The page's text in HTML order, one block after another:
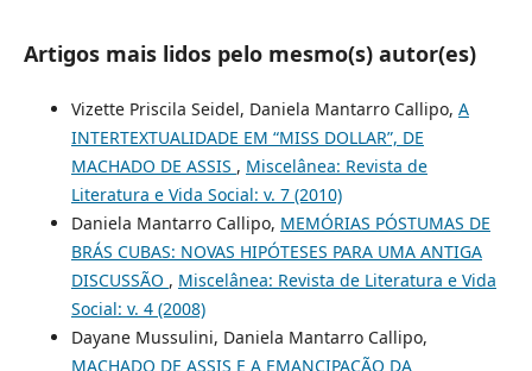
Artigos mais lidos pelo mesmo(s) autor(es)
Vizette Priscila Seidel, Daniela Mantarro Callipo, A
INTERTEXTUALIDADE EM “MISS DOLLAR”, DE
MACHADO DE ASSIS , Miscelânea: Revista de
Literatura e Vida Social: v. 7 (2010)
Daniela Mantarro Callipo, MEMÓRIAS PÓSTUMAS DE
BRÁS CUBAS: NOVAS HIPÓTESES PARA UMA ANTIGA
DISCUSSÃO , Miscelânea: Revista de Literatura e Vida
Social: v. 4 (2008)
Dayane Mussulini, Daniela Mantarro Callipo,
MACHADO DE ASSIS E A EMANCIPAÇÃO DA